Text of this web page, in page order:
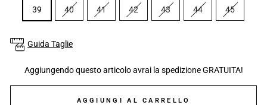
39 40 41 42 43 44 45
Guida Taglie
Aggiungendo questo articolo avrai la spedizione GRATUITA!
AGGIUNGI AL CARRELLO